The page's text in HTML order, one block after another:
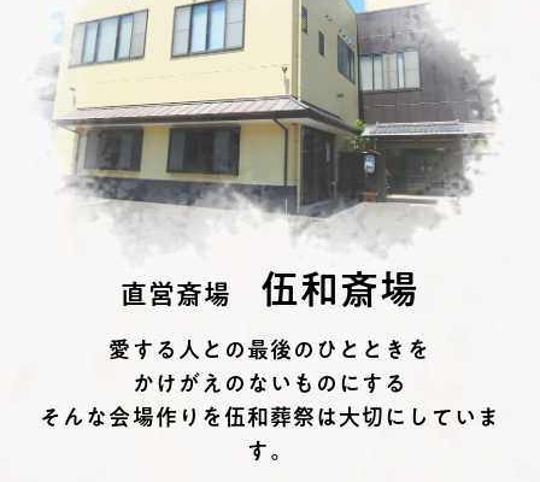
直営斎場 伍和斎場
愛する⼈との最後のひとときを
かけがえのないものにする
そんな会場作りを伍和葬祭は⼤切にしていま
す。